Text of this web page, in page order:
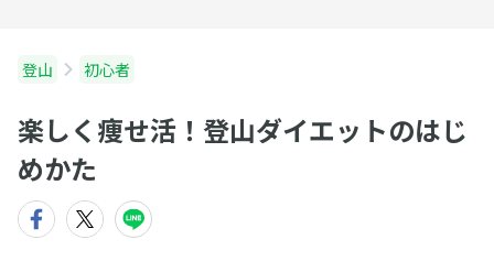
登山 初心者
楽しく痩せ活！登山ダイエットのはじ
めかた